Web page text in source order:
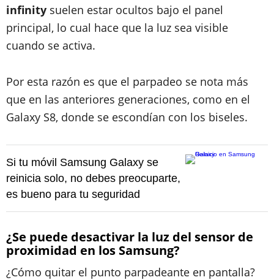
infinity suelen estar ocultos bajo el panel
principal, lo cual hace que la luz sea visible
cuando se activa.
Por esta razón es que el parpadeo se nota más
que en las anteriores generaciones, como en el
Galaxy S8, donde se escondían con los biseles.
Si tu móvil Samsung Galaxy se
reinicia solo, no debes preocuparte,
es bueno para tu seguridad
¿Se puede desactivar la luz del sensor de
proximidad en los Samsung?
¿Cómo quitar el punto parpadeante en pantalla?